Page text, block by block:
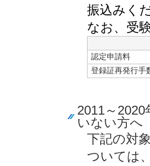
振込みく
なお、受
認定申請料
登録証再発行手
2011～
いない方へ
下記の対
ついては